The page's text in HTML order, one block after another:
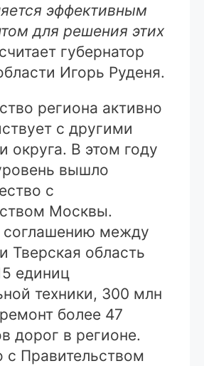
эффективным
для решения этих
губернатор
Игорь Руденя.
региона активно
с другими
округа. В этом году
вышло
с
Москвы.
соглашению между
Тверская область
единиц
техники, 300 млн
более 47
дорог в регионе.
с Правительством